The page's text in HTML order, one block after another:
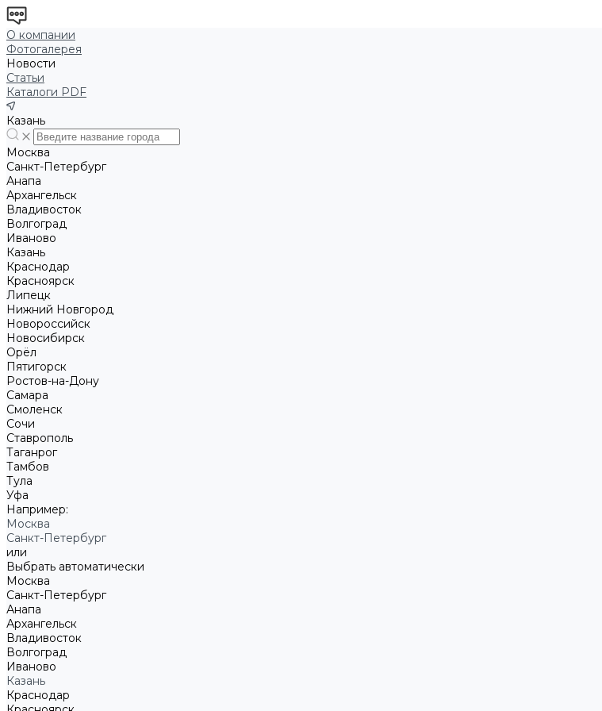
О компании
Фотогалерея
Новости
Статьи
Каталоги PDF
Казань
Москва
Санкт-Петербург
Анапа
Архангельск
Владивосток
Волгоград
Иваново
Казань
Краснодар
Красноярск
Липецк
Нижний Новгород
Новороссийск
Новосибирск
Орёл
Пятигорск
Ростов-на-Дону
Самара
Смоленск
Сочи
Ставрополь
Таганрог
Тамбов
Тула
Уфа
Например:
Москва
Санкт-Петербург
или
Выбрать автоматически
Москва
Санкт-Петербург
Анапа
Архангельск
Владивосток
Волгоград
Иваново
Казань
Краснодар